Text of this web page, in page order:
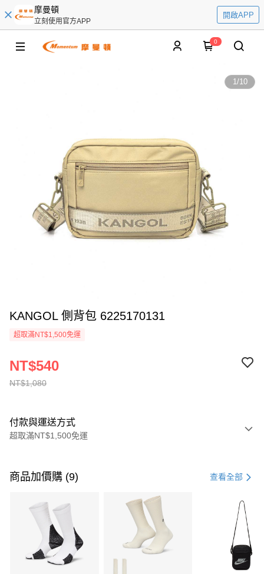
摩曼頓
立刻使用官方APP
開啟APP
0
1/10
KANGOL 側背包 6225170131
超取滿NT$1,500免運
NT$1,080
NT$540
付款與運送方式
超取滿NT$1,500免運
信用卡一次付款
3 期 0 利率 每期 21家銀行
合作金庫商業銀行
第一商業銀行
華南商業銀行
彰化商業銀行
上海商業儲蓄銀行
Apple Pay
商品加價購 (9) 查看全部